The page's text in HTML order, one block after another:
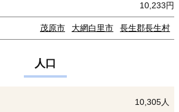
10,233円
茂原市 大網白里市 長生郡長生村
人口
10,305人